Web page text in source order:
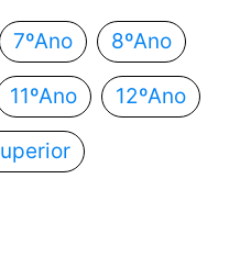
7ºAno 8ºAno
11ºAno 12ºAno